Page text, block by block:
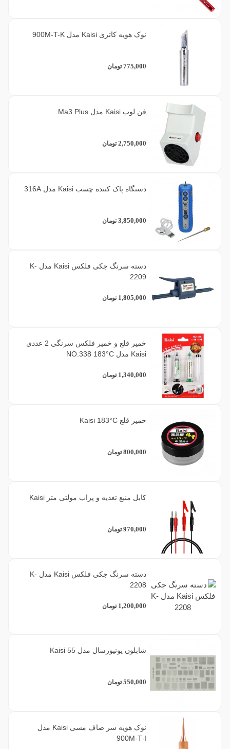
نوک هویه کاتری Kaisi مدل 900M-T-K
775,000 تومان
فن لوپ Kaisi مدل Ma3 Plus
2,750,000 تومان
دستگاه پاک کننده چسب Kaisi مدل 316A
3,850,000 تومان
دسته سرنگ جکی فلکس Kaisi مدل K-
2209
1,805,000 تومان
خمیر قلع و خمیر فلکس سرنگی 2 عددی
Kaisi مدل NO.338 183°C
1,340,000 تومان
خمیر قلع Kaisi 183°C
800,000 تومان
کابل منبع تغذیه و پراب مولتی متر Kaisi
970,000 تومان
دسته سرنگ جکی فلکس Kaisi مدل K-
2208
1,200,000 تومان
شابلون یونیورسال مدل Kaisi 55
550,000 تومان
نوک هویه سر صاف مسی Kaisi مدل
900M-T-I